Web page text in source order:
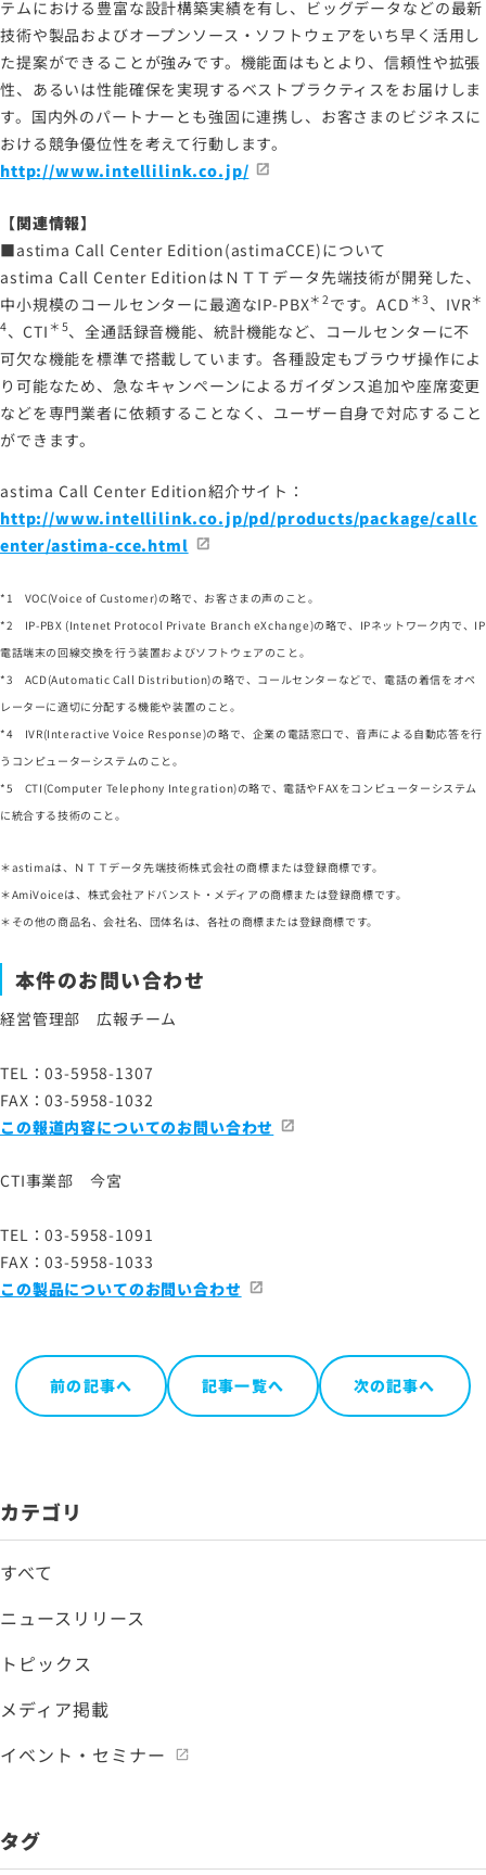
テムにおける豊富な設計構築実績を有し、ビッグデータなどの最新
技術や製品およびオープンソース・ソフトウェアをいち早く活用し
た提案ができることが強みです。機能面はもとより、信頼性や拡張
性、あるいは性能確保を実現するベストプラクティスをお届けしま
す。国内外のパートナーとも強固に連携し、お客さまのビジネスに
おける競争優位性を考えて行動します。
http://www.intellilink.co.jp/
【関連情報】
■astima Call Center Edition(astimaCCE)について
astima Call Center EditionはＮＴＴデータ先端技術が開発した、
中小規模のコールセンターに最適なIP-PBX＊2です。ACD ＊3、IVR＊
4、CTI ＊5、全通話録音機能、統計機能など、コールセンターに不
可欠な機能を標準で搭載しています。各種設定もブラウザ操作によ
り可能なため、急なキャンペーンによるガイダンス追加や座席変更
などを専門業者に依頼することなく、ユーザー自身で対応すること
ができます。
astima Call Center Edition紹介サイト：
http://www.intellilink.co.jp/pd/products/package/callc
enter/astima-cce.html
*1 VOC(Voice of Customer)の略で、お客さまの声のこと。
*2 IP-PBX (Intenet Protocol Private Branch eXchange)の略で、IPネットワーク内で、IP
電話端末の回線交換を行う装置およびソフトウェアのこと。
*3 ACD(Automatic Call Distribution)の略で、コールセンターなどで、電話の着信をオペ
レーターに適切に分配する機能や装置のこと。
*4 IVR(Interactive Voice Response)の略で、企業の電話窓口で、音声による自動応答を行
うコンピューターシステムのこと。
*5 CTI(Computer Telephony Integration)の略で、電話やFAXをコンピューターシステム
に統合する技術のこと。
＊astimaは、ＮＴＴデータ先端技術株式会社の商標または登録商標です。
＊AmiVoiceは、株式会社アドバンスト・メディアの商標または登録商標です。
＊その他の商品名、会社名、団体名は、各社の商標または登録商標です。
本件のお問い合わせ
経営管理部 広報チーム
TEL：03-5958-1307
FAX：03-5958-1032
この報道内容についてのお問い合わせ
CTI事業部 今宮
TEL：03-5958-1091
FAX：03-5958-1033
この製品についてのお問い合わせ
前の記事へ 記事一覧へ 次の記事へ
カテゴリ
すべて
ニュースリリース
トピックス
メディア掲載
イベント・セミナー
タグ